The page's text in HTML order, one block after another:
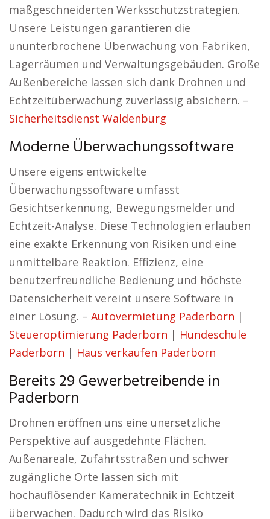
maßgeschneiderten Werksschutzstrategien.
Unsere Leistungen garantieren die
ununterbrochene Überwachung von Fabriken,
Lagerräumen und Verwaltungsgebäuden. Große
Außenbereiche lassen sich dank Drohnen und
Echtzeitüberwachung zuverlässig absichern. –
Sicherheitsdienst Waldenburg
Moderne Überwachungssoftware
Unsere eigens entwickelte
Überwachungssoftware umfasst
Gesichtserkennung, Bewegungsmelder und
Echtzeit-Analyse. Diese Technologien erlauben
eine exakte Erkennung von Risiken und eine
unmittelbare Reaktion. Effizienz, eine
benutzerfreundliche Bedienung und höchste
Datensicherheit vereint unsere Software in
einer Lösung. – Autovermietung Paderborn |
Steueroptimierung Paderborn | Hundeschule
Paderborn | Haus verkaufen Paderborn
Bereits 29 Gewerbetreibende in
Paderborn
Drohnen eröffnen uns eine unersetzliche
Perspektive auf ausgedehnte Flächen.
Außenareale, Zufahrtsstraßen und schwer
zugängliche Orte lassen sich mit
hochauflösender Kameratechnik in Echtzeit
überwachen. Dadurch wird das Risiko